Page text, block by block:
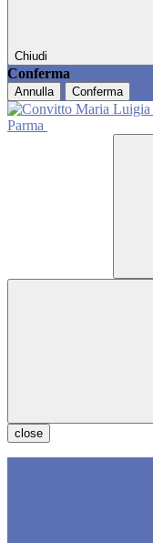
Chiudi
Conferma
Annulla Conferma
Parma
close